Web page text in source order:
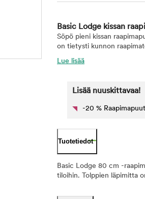
Basic Lodge kissan
Söpö pieni kissan
on tietysti kunnon
Lue lisää
Lisää nuuskittavaa!
-20 % Raapimapuut
Tuotetiedot
Basic Lodge 80 cm -
tiloihin. Tolppien läpimitta